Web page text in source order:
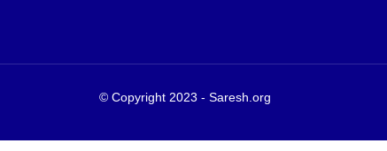
Copyright 2023 - Saresh.org ©